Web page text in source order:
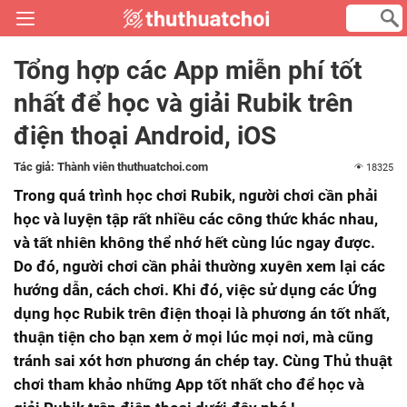
Tổng hợp các App miễn phí tốt
nhất để học và giải Rubik trên
điện thoại Android, iOS
Tác giả: Thành viên thuthuatchoi.com 18325
Trong quá trình học chơi Rubik, người chơi cần phải
học và luyện tập rất nhiều các công thức khác nhau,
và tất nhiên không thể nhớ hết cùng lúc ngay được.
Do đó, người chơi cần phải thường xuyên xem lại các
hướng dẫn, cách chơi. Khi đó, việc sử dụng các Ứng
dụng học Rubik trên điện thoại là phương án tốt nhất,
thuận tiện cho bạn xem ở mọi lúc mọi nơi, mà cũng
tránh sai xót hơn phương án chép tay. Cùng Thủ thuật
chơi tham khảo những App tốt nhất cho để học và